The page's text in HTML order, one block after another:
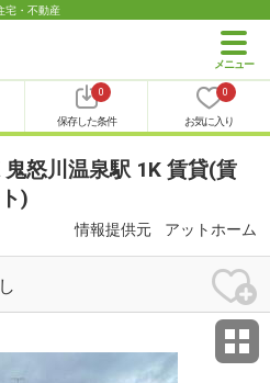
宅・不動産
0
保存した条件
0
お気に入り
怒川温泉駅 1K 賃貸(賃
)
情報提供元 アットホーム